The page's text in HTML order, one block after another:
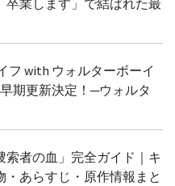
フ with ウォルターボーイ
期更新決定！─ウォルタ
者の血」完全ガイド｜キ
・あらすじ・原作情報まと